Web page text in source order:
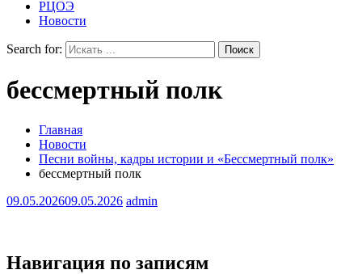
РЦОЭ
Новости
Search for:
бессмертный полк
Главная
Новости
Песни войны, кадры истории и «Бессмертный полк»
бессмертный полк
09.05.202609.05.2026 admin
Навигация по записям